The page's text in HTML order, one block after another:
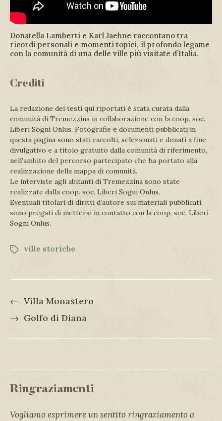
Donatella Lamberti e Karl Jaehne raccontano tra
ricordi personali e momenti topici, il profondo legame
con la comunità di una delle ville più visitate d’Italia.
Crediti
La redazione dei testi qui riportati è stata curata dalla
comunità di Tremezzina in collaborazione con la coop. soc.
Liberi Sogni Onlus. Fotografie e documenti pubblicati in
questa pagina sono stati raccolti, selezionati e donati a fine
divulgativo e a titolo gratuito dalla comunità di riferimento,
nell’ambito del percorso partecipato che ha portato alla
realizzazione della mappa di comunità.
Le interviste agli abitanti di Tremezzina sono state
realizzate dalla coop. soc. Liberi Sogni Onlus.
Eventuali titolari di diritti d’autore sui materiali pubblicati,
sono pregati di mettersi in contatto con la coop. soc. Liberi
Sogni Onlus.
ville storiche
← Villa Monastero
→ Golfo di Diana
Ringraziamenti
Vogliamo esprimere un sentito ringraziamento a